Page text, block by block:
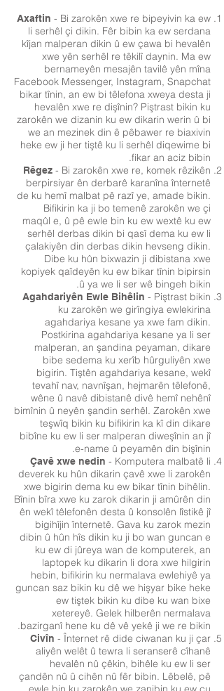
Axaftin - Bi zarokên xwe re bipeyivin ka ew
li serhêl çi dikin. Fêr bibin ka ew serdana
kîjan malperan dikin û ew çawa bi hevalên
xwe yên serhêl re têkilî daynin. Ma ew
bernameyên mesajên tavilê yên mîna
Facebook Messenger, Instagram, Snapchat
bikar tînin, an ew bi têlefona xweya desta ji
hevalên xwe re dişînin? Piştrast bikin ku
zarokên we dizanin ku ew dikarin werin û bi
we an mezinek din ê pêbawer re biaxivin
heke ew ji her tiştê ku li serhêl diqewime bi
fikar an aciz bibin.
Rêgez - Bi zarokên xwe re, komek rêzikên
berpirsiyar ên derbarê karanîna înternetê
de ku hemî malbat pê razî ye, amade bikin.
Bifikirin ka ji bo temenê zarokên we çi
maqûl e, û pê ewle bin ku ew wextê ku ew
serhêl derbas dikin bi qasî dema ku ew li
çalakiyên din derbas dikin hevseng dikin.
Dibe ku hûn bixwazin ji dibistana xwe
kopiyek qaîdeyên ku ew bikar tînin bipirsin
û ya we li ser wê bingeh bikin.
Agahdariyên Ewle Bihêlin - Piştrast bikin
ku zarokên we girîngiya ewlekirina
agahdariya kesane ya xwe fam dikin.
Postkirina agahdariya kesane ya li ser
malperan, an şandina peyaman, dikare
bibe sedema ku xerîb hûrguliyên xwe
bigirin. Tiştên agahdariya kesane, wekî
tevahî nav, navnîşan, hejmarên têlefonê,
wêne û navê dibistanê divê hemî nehênî
bimînin û neyên şandin serhêl. Zarokên xwe
teşwîq bikin ku bifikirin ka kî din dikare
bibîne ku ew li ser malperan diweşînin an jî
e-name û peyamên din bişînin.
Çavê xwe nedin - Komputera malbatê li
deverek ku hûn dikarin çavê xwe li zarokên
xwe bigirin dema ku ew bikar tînin bihêlin.
Bînin bîra xwe ku zarok dikarin ji amûrên din
ên wekî têlefonên desta û konsolên lîstikê jî
bigihîjin înternetê. Gava ku zarok mezin
dibin û hûn hîs dikin ku ji bo wan guncan e
ku ew di jûreya wan de komputerek, an
laptopek ku dikarin li dora xwe hilgirin
hebin, bifikirin ku nermalava ewlehiyê ya
guncan saz bikin ku dê we hişyar bike heke
ew tiştek bikin ku dibe ku wan bixe
xetereyê. Gelek hilberên nermalava
bazirganî hene ku dê vê yekê ji we re bikin.
Civîn - Înternet rê dide ciwanan ku ji çar
aliyên welêt û tewra li seranserê cîhanê
hevalên nû çêkin, bihêle ku ew li ser
çandên nû û cihên nû fêr bibin. Lêbelê, pê